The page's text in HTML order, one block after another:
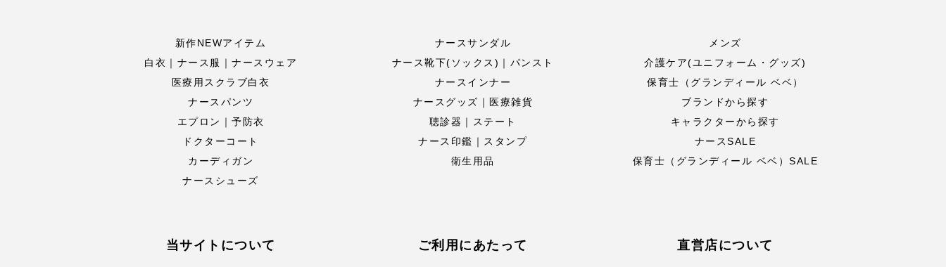
新作NEWアイテム
白衣｜ナース服｜ナースウェア
医療用スクラブ白衣
ナースパンツ
エプロン｜予防衣
ドクターコート
カーディガン
ナースシューズ
ナースサンダル
ナース靴下(ソックス)｜パンスト
ナースインナー
ナースグッズ｜医療雑貨
聴診器｜ステート
ナース印鑑｜スタンプ
衛生用品
メンズ
介護ケア(ユニフォーム・グッズ)
保育士（グランディール ベベ）
ブランドから探す
キャラクターから探す
ナースSALE
保育士（グランディール ベベ）SALE
当サイトについて ご利用にあたって 直営店について